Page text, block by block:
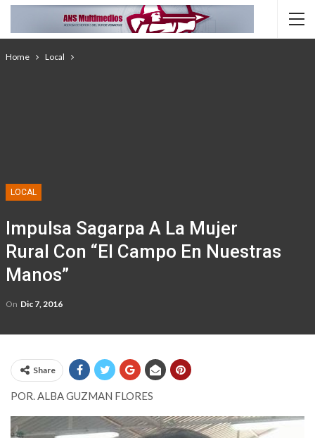
Home Local
LOCAL
Impulsa Sagarpa A La Mujer
Rural Con “el Campo En Nuestras
Manos”
On Dic 7, 2016
Share
​POR. ALBA GUZMAN FLORES